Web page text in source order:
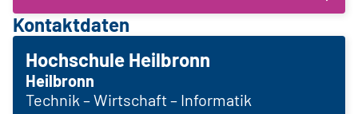
Kontaktdaten
Hochschule Heilbronn
Heilbronn
Technik – Wirtschaft – Informatik